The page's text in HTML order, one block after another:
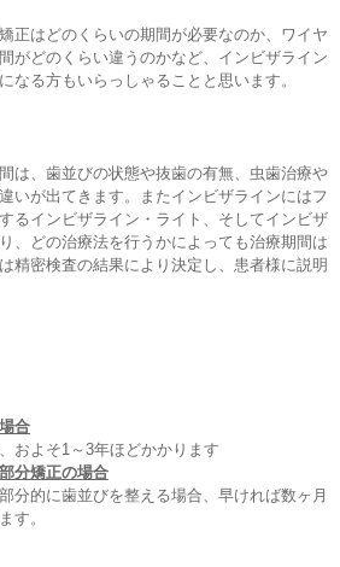
正はどのくらいの期間が必要なのか、ワイヤ
がどのくらい違うのかなど、インビザライン
なる方もいらっしゃることと思います。
は、歯並びの状態や抜歯の有無、虫歯治療や
いが出てきます。またインビザラインにはフ
るインビザライン・ライト、そしてインビザ
、どの治療法を行うかによっても治療期間は
精密検査の結果により決定し、患者様に説明
合
およそ1～3年ほどかかります
分矯正の場合
分的に歯並びを整える場合、早ければ数ヶ月
す。